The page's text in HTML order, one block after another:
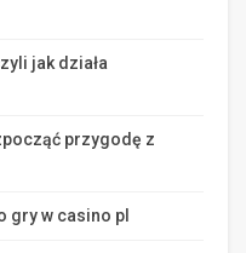
jak działa
przygodę z
gry w casino pl